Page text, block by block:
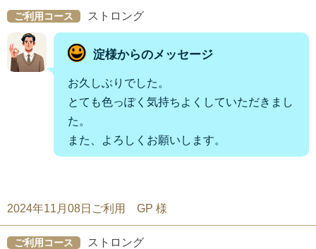
ご利用コース ストロング
淀様からのメッセージ
お久しぶりでした。
とても色っぽく気持ちよくしていただきまし
た。
また、よろしくお願いします。
2024年11月08日ご利用 GP 様
ご利用コース ストロング